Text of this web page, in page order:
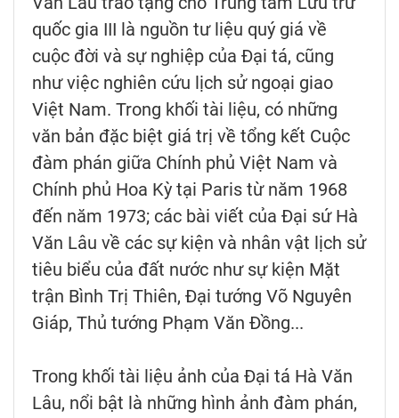
quốc gia III là nguồn tư liệu quý giá về
cuộc đời và sự nghiệp của Đại tá, cũng
như việc nghiên cứu lịch sử ngoại giao
Việt Nam. Trong khối tài liệu, có những
văn bản đặc biệt giá trị về tổng kết Cuộc
đàm phán giữa Chính phủ Việt Nam và
Chính phủ Hoa Kỳ tại Paris từ năm 1968
đến năm 1973; các bài viết của Đại sứ Hà
Văn Lâu về các sự kiện và nhân vật lịch sử
tiêu biểu của đất nước như sự kiện Mặt
trận Bình Trị Thiên, Đại tướng Võ Nguyên
Giáp, Thủ tướng Phạm Văn Đồng...
Trong khối tài liệu ảnh của Đại tá Hà Văn
Lâu, nổi bật là những hình ảnh đàm phán,